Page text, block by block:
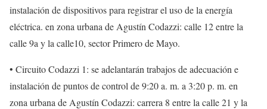
instalación de dispositivos para registrar el uso de la energía
eléctrica. en zona urbana de Agustín Codazzi: calle 12 entre la
calle 9a y la calle10, sector Primero de Mayo.
• Circuito Codazzi 1: se adelantarán trabajos de adecuación e
instalación de puntos de control de 9:20 a. m. a 3:20 p. m. en
zona urbana de Agustín Codazzi: carrera 8 entre la calle 21 y la